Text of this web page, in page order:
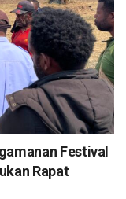
Festival
Rapat